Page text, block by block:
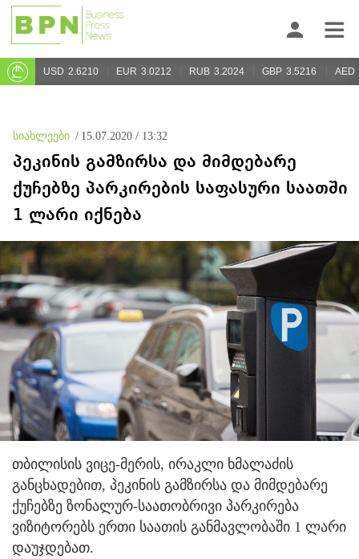
USD 2.6210 EUR 3.0212 RUB 3.2024 GBP 3.5216 AED
სიახლეები / 15.07.2020 / 13:32
პეკინის გამზირსა და მიმდებარე
ქუჩებზე პარკირების საფასური საათში
1 ლარი იქნება
თბილისის ვიცე-მერის, ირაკლი ხმალაძის
განცხადებით, პეკინის გამზირსა და მიმდებარე
ქუჩებზე ზონალურ-საათობრივი პარკირება
ვიზიტორებს ერთი საათის განმავლობაში 1 ლარი
დაუჯდებათ.